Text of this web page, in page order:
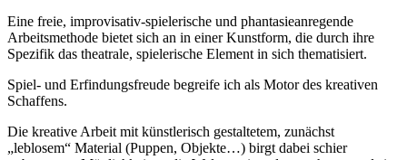
Eine freie, improvisativ-spielerische und phantasieanregende
Arbeitsmethode bietet sich an in einer Kunstform, die durch ihre
Spezifik das theatrale, spielerische Element in sich thematisiert.
Spiel- und Erfindungsfreude begreife ich als Motor des kreativen
Schaffens.
Die kreative Arbeit mit künstlerisch gestaltetem, zunächst
„leblosem“ Material (Puppen, Objekte…) birgt dabei schier